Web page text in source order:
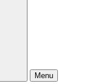
Menu